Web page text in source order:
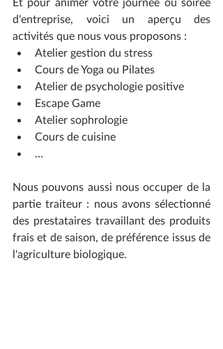
d'entreprise, voici un aperçu des
activités que nous vous proposons :
Atelier gestion du stress
Cours de Yoga ou Pilates
Atelier de psychologie positive
Escape Game
Atelier sophrologie
Cours de cuisine
…
Nous pouvons aussi nous occuper de la
partie traiteur : nous avons sélectionné
des prestataires travaillant des produits
frais et de saison, de préférence issus de
l'agriculture biologique.